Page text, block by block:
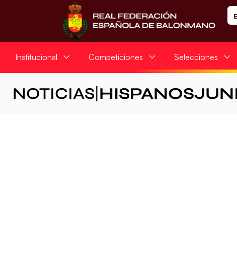
Institucional Competiciones Selecciones
NOTICIAS